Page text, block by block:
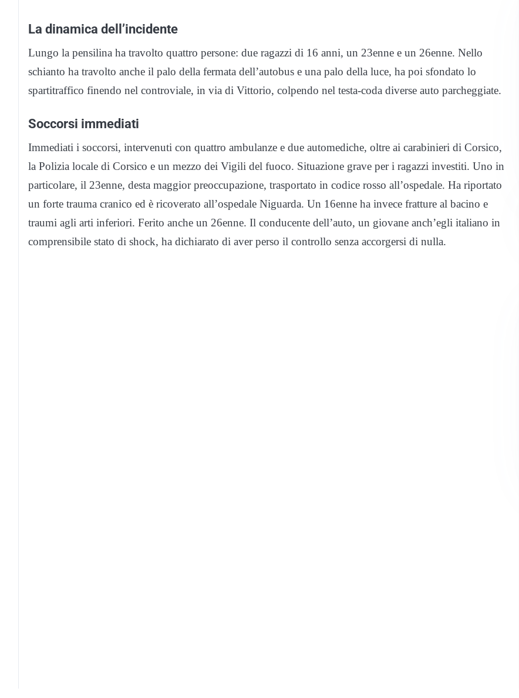
La dinamica dell’incidente
Lungo la pensilina ha travolto quattro persone: due ragazzi di 16 anni, un 23enne e un 26enne. Nello
schianto ha travolto anche il palo della fermata dell’autobus e una palo della luce, ha poi sfondato lo
spartitraffico finendo nel controviale, in via di Vittorio, colpendo nel testa-coda diverse auto parcheggiate.
Soccorsi immediati
Immediati i soccorsi, intervenuti con quattro ambulanze e due automediche, oltre ai carabinieri di Corsico,
la Polizia locale di Corsico e un mezzo dei Vigili del fuoco. Situazione grave per i ragazzi investiti. Uno in
particolare, il 23enne, desta maggior preoccupazione, trasportato in codice rosso all’ospedale. Ha riportato
un forte trauma cranico ed è ricoverato all’ospedale Niguarda. Un 16enne ha invece fratture al bacino e
traumi agli arti inferiori. Ferito anche un 26enne. Il conducente dell’auto, un giovane anch’egli italiano in
comprensibile stato di shock, ha dichiarato di aver perso il controllo senza accorgersi di nulla.